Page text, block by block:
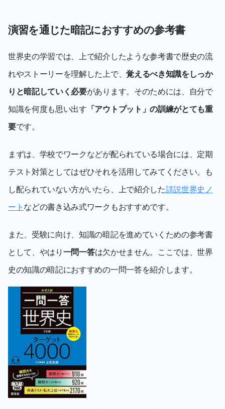
演習を通じた暗記におすすめの参考書
世界史の学習では、上で紹介したような参考書で歴史の流
れやストーリーを理解した上で、覚えるべき知識をしっか
りと暗記していく必要があります。そのためには、自分で
知識を何度も思い出す 「アウトプット」の訓練がとても重
要です。
まずは、学校でワークなどが配られている場合には、定期
テスト対策としてはぜひそれを活用してみてください。も
し配られていない方がいたら、上で紹介した詳説世界史ノ
ート などの書き込み式ワークもおすすめです。
また、受験に向け、知識の暗記を進めていくための参考書
として、やはり 一問一答は欠かせません。ここでは、世界
史の知識の暗記におすすめの一問一答を紹介します。